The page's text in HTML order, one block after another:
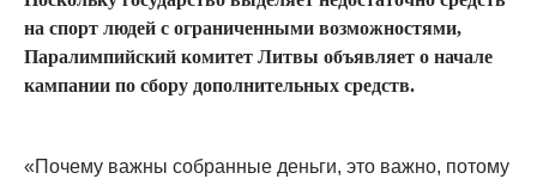
на спорт людей с ограниченными возможностями,
Паралимпийский комитет Литвы объявляет о начале
кампании по сбору дополнительных средств.
«Почему важны собранные деньги, это важно, потому